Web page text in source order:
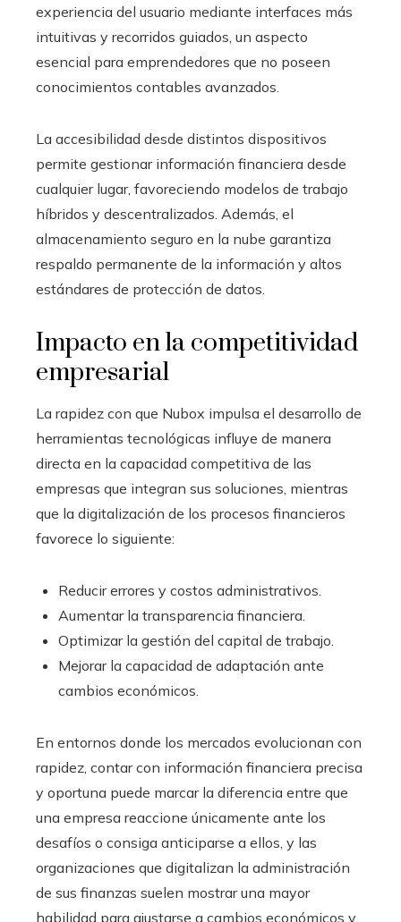
experiencia del usuario mediante interfaces más
intuitivas y recorridos guiados, un aspecto
esencial para emprendedores que no poseen
conocimientos contables avanzados.
La accesibilidad desde distintos dispositivos
permite gestionar información financiera desde
cualquier lugar, favoreciendo modelos de trabajo
híbridos y descentralizados. Además, el
almacenamiento seguro en la nube garantiza
respaldo permanente de la información y altos
estándares de protección de datos.
Impacto en la competitividad
empresarial
La rapidez con que Nubox impulsa el desarrollo de
herramientas tecnológicas influye de manera
directa en la capacidad competitiva de las
empresas que integran sus soluciones, mientras
que la digitalización de los procesos financieros
favorece lo siguiente:
Reducir errores y costos administrativos.
Aumentar la transparencia financiera.
Optimizar la gestión del capital de trabajo.
Mejorar la capacidad de adaptación ante
cambios económicos.
En entornos donde los mercados evolucionan con
rapidez, contar con información financiera precisa
y oportuna puede marcar la diferencia entre que
una empresa reaccione únicamente ante los
desafíos o consiga anticiparse a ellos, y las
organizaciones que digitalizan la administración
de sus finanzas suelen mostrar una mayor
habilidad para ajustarse a cambios económicos y